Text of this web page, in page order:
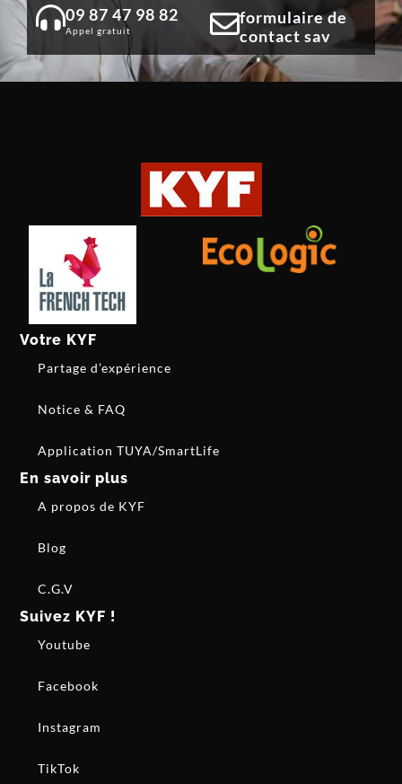
09 87 47 98 82
Appel gratuit
formulaire de
contact sav
Votre KYF
Partage d’expérience
Notice & FAQ
Application TUYA/SmartLife
En savoir plus
A propos de KYF
Blog
C.G.V
Suivez KYF !
Youtube
Facebook
Instagram
TikTok